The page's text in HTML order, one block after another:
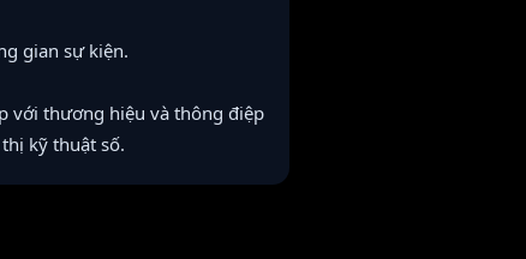
gian sự kiện.
với thương hiệu và thông điệp
kỹ thuật số.